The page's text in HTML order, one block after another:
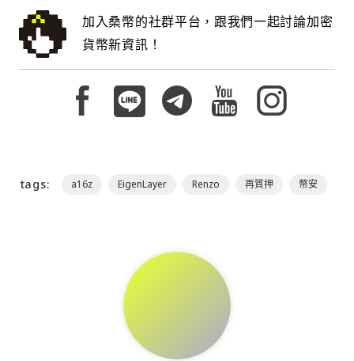
加入桑幣的社群平台，跟我們一起討論加密
貨幣新資訊！
tags: a16z EigenLayer Renzo 再質押 幣安